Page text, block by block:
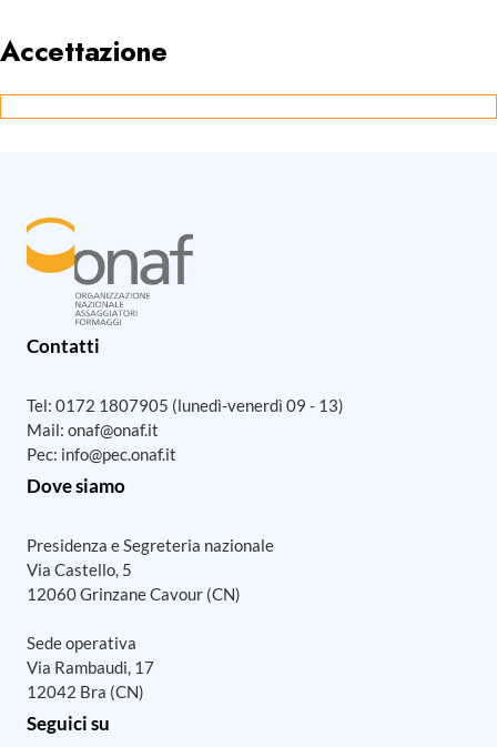
Accettazione
Contatti
Tel: 0172 1807905 (lunedì-venerdì 09 - 13)
Mail: onaf@onaf.it
Pec: info@pec.onaf.it
Dove siamo
Presidenza e Segreteria nazionale
Via Castello, 5
12060 Grinzane Cavour (CN)
Sede operativa
Via Rambaudi, 17
12042 Bra (CN)
Seguici su